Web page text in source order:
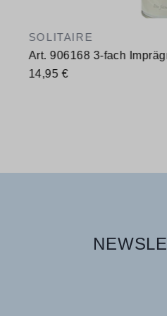
SOLITAIRE
Art. 906168 3-fach
14,95 €